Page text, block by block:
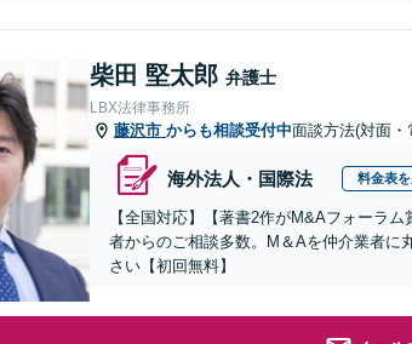
柴田 堅太郎 弁護士
LBX法律事務所
藤沢市 からも相談受付中面談方法(対面
海外法人・国際法 料金表
【全国対応】【著書2作がM&Aフォーラ
者からのご相談多数。M＆Aを仲介業者に
さい【初回無料】